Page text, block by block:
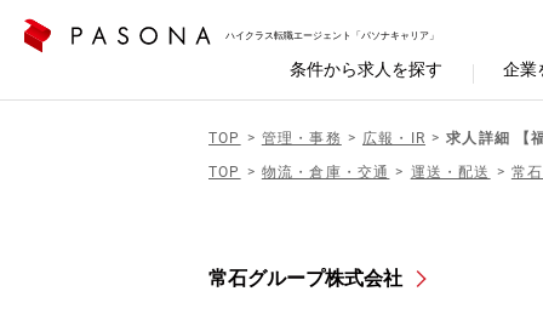
ハイクラス転職エージェント「パソナキャリア」
条件から求人を探す 企業
TOP 管理・事務 広報・IR
求人詳細 【
TOP
物流・倉庫・交通 運送・配送 常
常石グループ株式会社